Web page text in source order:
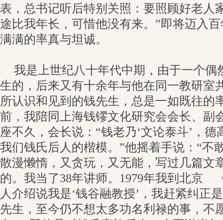
表，总书记听后特别关照：要照顾好老人
途比我年长，可惜他没有来。”即将迈入
满满的率真与坦诚。
我是上世纪八十年代中期，由于一个偶
生的，后来又有十余年与他在同一教研室
所认识和见到的钱先生，总是一如既往的
前，我陪同上海钱镠文化研究会会长、副
座不久，会长说：“钱老乃‘文论泰斗’，
我们钱氏后人的楷模。”他摇着手说：“不
散漫懒惰，又贪玩，又无能，写过几篇文
的。我当了38年讲师。1979年我到北京
人介绍说我是‘钱谷融教授’，我赶紧纠正
先生，至今仍不想太多功名利禄的事，不